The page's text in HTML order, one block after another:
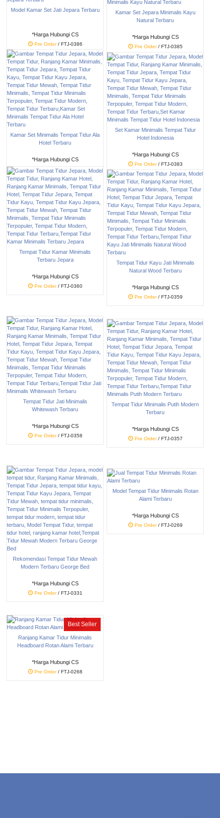
Model Kamar Set Jati Jepara Terbaru
*Harga Hubungi CS
Pre Order/ FTJ-0386
Kamar Set Jepara Minimalis Kayu
Natural Terbaru
*Harga Hubungi CS
Pre Order/ FTJ-0385
Kamar Set Minimalis Tempat Tidur Ala
Hotel Terbaru
*Harga Hubungi CS
Pre Order/ FTJ-0384
Set Kamar Minimalis Tempat Tidur
Hotel Indonesia
*Harga Hubungi CS
Pre Order/ FTJ-0383
Tempat Tidur Kamar Minimalis
Terbaru Jepara
*Harga Hubungi CS
Pre Order/ FTJ-0360
Tempat Tidur Kayu Jati Minimalis
Natural Wood Terbaru
*Harga Hubungi CS
Pre Order/ FTJ-0359
Tempat Tidur Jati Minimalis
Whitewash Terbaru
*Harga Hubungi CS
Pre Order/ FTJ-0358
Tempat Tidur Minimalis Putih Modern
Terbaru
*Harga Hubungi CS
Pre Order/ FTJ-0357
Rekomendasi Tempat Tidur Mewah
Modern Terbaru George Bed
*Harga Hubungi CS
Pre Order/ FTJ-0331
Model Tempat Tidur Minimalis Rotan
Alami Terbaru
*Harga Hubungi CS
Pre Order/ FTJ-0269
Best Seller
Ranjang Kamar Tidur Minimalis
Headboard Rotan Alami Terbaru
*Harga Hubungi CS
Pre Order/ FTJ-0268